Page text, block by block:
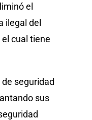
el
ilegal del
cual tiene
seguridad
sus